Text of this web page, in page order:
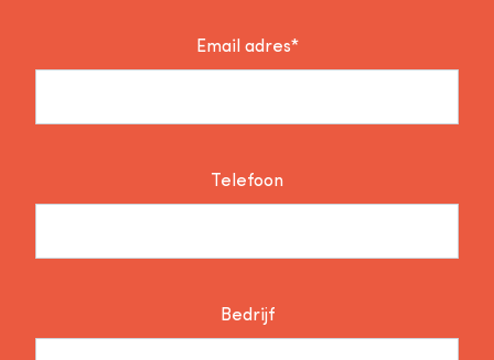
Email adres*
Telefoon
Bedrijf